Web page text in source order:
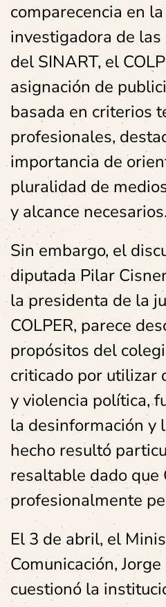
comparecencia en
investigadora de
del SINART, el
asignación de
basada en criterios
profesionales,
importancia de
pluralidad de
y alcance necesarios.
Sin embargo, el
diputada Pilar
la presidenta de la
COLPER, parece
propósitos del
criticado por utilizar
y violencia política,
la desinformación y
hecho resultó
resaltable dado que
profesionalmente
El 3 de abril, el
Comunicación,
cuestionó la